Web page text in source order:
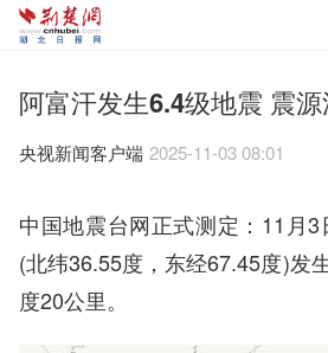
阿富汗发生6.4级地震 震
央视新闻客户端 2025-11-03 08:01
中国地震台网正式测定：11月
(北纬36.55度，东经67.45度)发
度20公里。